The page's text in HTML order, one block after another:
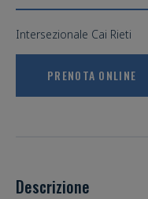
Intersezionale Cai Rieti
PRENOTA ONLINE
Descrizione